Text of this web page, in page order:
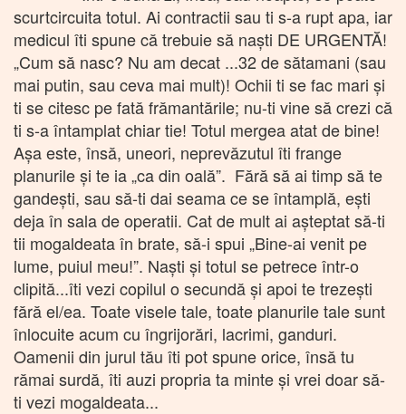
scurtcircuita totul. Ai contractii sau ti s-a rupt apa, iar
medicul îti spune că trebuie să naști DE URGENTĂ!
„Cum să nasc? Nu am decat ...32 de sătamani (sau
mai putin, sau ceva mai mult)! Ochii ti se fac mari și
ti se citesc pe fată frămantările; nu-ti vine să crezi că
ti s-a întamplat chiar tie! Totul mergea atat de bine!
Așa este, însă, uneori, neprevăzutul îti frange
planurile și te ia „ca din oală”. Fără să ai timp să te
gandești, sau să-ti dai seama ce se întamplă, ești
deja în sala de operatii. Cat de mult ai așteptat să-ti
tii mogaldeata în brate, să-i spui „Bine-ai venit pe
lume, puiul meu!”. Naști și totul se petrece într-o
clipită...îti vezi copilul o secundă și apoi te trezești
fără el/ea. Toate visele tale, toate planurile tale sunt
înlocuite acum cu îngrijorări, lacrimi, ganduri.
Oamenii din jurul tău îti pot spune orice, însă tu
rămai surdă, îti auzi propria ta minte și vrei doar să-
ti vezi mogaldeata...